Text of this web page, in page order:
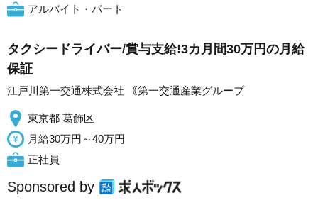
アルバイト・パート
タクシードライバー/賞与支給!3カ月間30万円の月給
保証
江戸川第一交通株式会社 ｟第一交通産業グループ
東京都 葛飾区
月給30万円～40万円
正社員
Sponsored by